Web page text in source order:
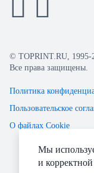
© TOPRINT.RU, 1995-
Все права защищены.
Политика
Пользовательское
О файлах Cookie
Мы
и